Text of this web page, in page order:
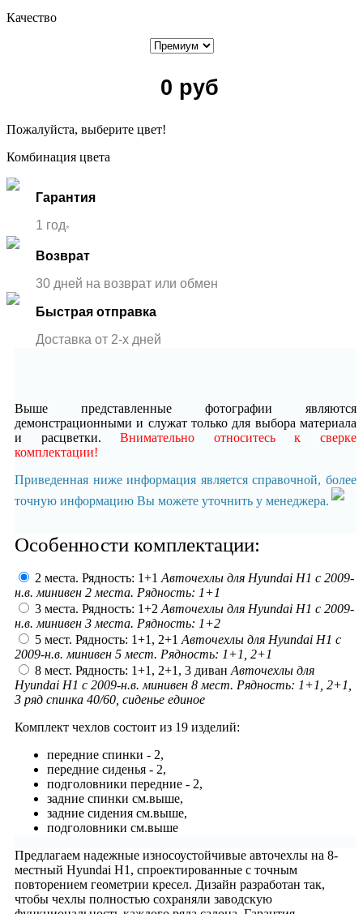
Качество
0 руб
Пожалуйста, выберите цвет!
Комбинация цвета
Гарантия
1 год*
Возврат
30 дней на возврат или обмен
Быстрая отправка
Доставка от 2-x дней
Выше представленные фотографии являются
демонстрационными и служат только для выбора материала
и расцветки.Внимательно относитесь к сверке
комплектации!
Приведенная ниже информация является справочной, более
точную информацию Вы можете уточнить у менеджера.
Особенности комплектации:
2 места. Рядность: 1+1 Авточехлы для Hyundai H1 с 2009-
н.в. минивен 2 места. Рядность: 1+1
3 места. Рядность: 1+2 Авточехлы для Hyundai H1 с 2009-
н.в. минивен 3 места. Рядность: 1+2
5 мест. Рядность: 1+1, 2+1 Авточехлы для Hyundai H1 с
2009-н.в. минивен 5 мест. Рядность: 1+1, 2+1
8 мест. Рядность: 1+1, 2+1, 3 диван Авточехлы для
Hyundai H1 с 2009-н.в. минивен 8 мест. Рядность: 1+1, 2+1,
3 ряд спинка 40/60, сиденье единое
Комплект чехлов состоит из 19 изделий:
передние спинки - 2,
передние сиденья - 2,
подголовники передние - 2,
задние спинки см.выше,
задние сидения см.выше,
подголовники см.выше
Предлагаем надежные износоустойчивые авточехлы на 8-
местный Hyundai H1, спроектированные с точным
повторением геометрии кресел. Дизайн разработан так,
чтобы чехлы полностью сохраняли заводскую